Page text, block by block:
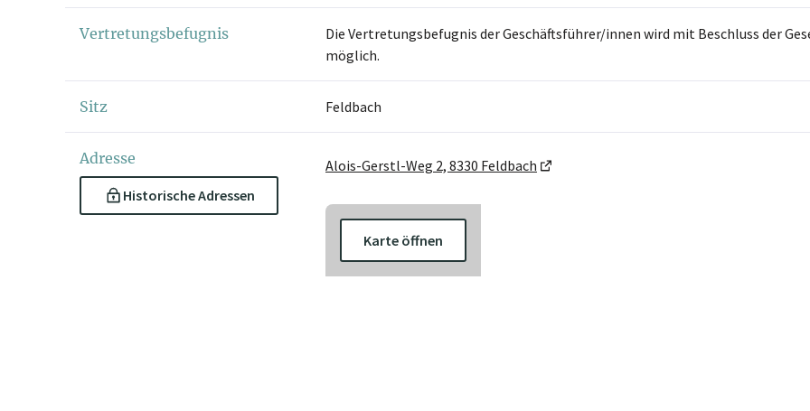
Vertretungsbefugnis
Die Vertretungsbefugnis der Geschäftsführer/innen wird mit Beschluss der
möglich.
Sitz Feldbach
Adresse
Historische Adressen
Alois-Gerstl-Weg 2, 8330 Feldbach
Karte öffnen